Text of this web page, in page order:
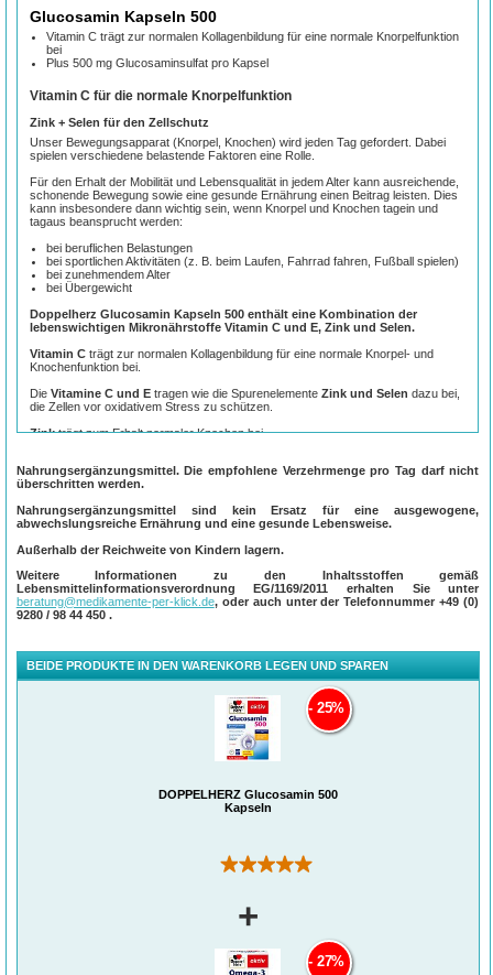
Glucosamin Kapseln 500
Vitamin C trägt zur normalen Kollagenbildung für eine normale Knorpelfunktion
bei
Plus 500 mg Glucosaminsulfat pro Kapsel
Vitamin C für die normale Knorpelfunktion
Zink + Selen für den Zellschutz
Unser Bewegungsapparat (Knorpel, Knochen) wird jeden Tag gefordert. Dabei
spielen verschiedene belastende Faktoren eine Rolle.
Für den Erhalt der Mobilität und Lebensqualität in jedem Alter kann ausreichende,
schonende Bewegung sowie eine gesunde Ernährung einen Beitrag leisten. Dies
kann insbesondere dann wichtig sein, wenn Knorpel und Knochen tagein und
tagaus beansprucht werden:
bei beruflichen Belastungen
bei sportlichen Aktivitäten (z. B. beim Laufen, Fahrrad fahren, Fußball spielen)
bei zunehmendem Alter
bei Übergewicht
Doppelherz Glucosamin Kapseln 500 enthält eine Kombination der
lebenswichtigen Mikronährstoffe Vitamin C und E, Zink und Selen.
Vitamin C trägt zur normalen Kollagenbildung für eine normale Knorpel- und
Knochenfunktion bei.
DieVitamine C und E tragen wie die SpurenelementeZink und Selen dazu bei,
die Zellen vor oxidativem Stress zu schützen.
Zinkträgt zum Erhalt normaler Knochen bei.
Lebensmittel stellen gute Quellen für Glucosamin dar. Glucosamin ist ein
Strukturbestandteil des Panzers der Garnelen.
Die Kapseln von Doppelherz enthalten eine Kombination lebenswichtiger
Vitamine und Spurenelemente, die Gesundheit und Wohlbefinden des
Verzehrsempfehlung
Täglich 1-2 Kapseln zu einer Mahlzeit mit etwas Flüssigkeit unzerkaut
einnehmen.
Bei Verbrauchern mit eingeschränkter Glucosetoleranz wird eine Überwachung
des Blutzuckerspiegels und des Insulinbedarfs empfohlen.
Verbraucher, die mit Cumarin-Antikoagulantien behandelt werden, sollten das
Produkt nur nach Rücksprache mit dem Arzt anwenden. Die Blutgerinnung sollte
Mangels Datenlage sollten Schwangere, Stillende, Kinder und Jugendliche auf
eine Anwendung verzichten. Trocken und nicht über 25°C lagern.
Nahrungsergänzungsmittel. Die empfohlene Verzehrmenge pro Tag darf nicht
überschritten werden.
Nahrungsergänzungsmittel sind kein Ersatz für eine ausgewogene,
abwechslungsreiche Ernährung und eine gesunde Lebensweise.
Außerhalb der Reichweite von Kindern lagern.
Weitere Informationen zu den Inhaltsstoffen gemäß
Lebensmittelinformationsverordnung EG/1169/2011 erhalten Sie unter
beratung@medikamente-per-klick.de, oder auch unter der Telefonnummer+49 (0)
9280 / 98 44 450 .
BEIDE PRODUKTE IN DEN WARENKORB LEGEN UND SPAREN
DOPPELHERZ Glucosamin 500
Kapseln
(2)
25%
+
27%